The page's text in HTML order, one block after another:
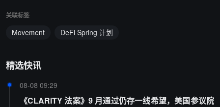
关联标签
Movement DeFi Spring 计划
精选快讯
08-08 09:29
《CLARITY 法案》9 月通过仍存一线希望，美国参议院